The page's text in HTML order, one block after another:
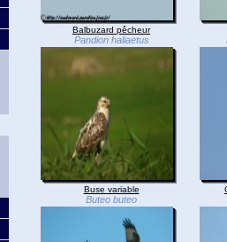
Balbuzard pêcheur
Pandion haliaetus
Buse variable
Buteo buteo